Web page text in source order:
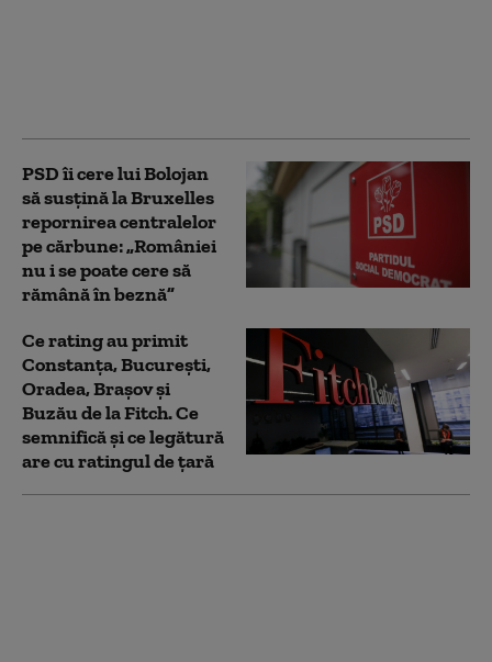
PSD îi cere lui Bolojan
să susțină la Bruxelles
repornirea centralelor
pe cărbune: „României
nu i se poate cere să
rămână în beznă”
Ce rating au primit
Constanța, București,
Oradea, Brașov și
Buzău de la Fitch. Ce
semnifică și ce legătură
are cu ratingul de țară